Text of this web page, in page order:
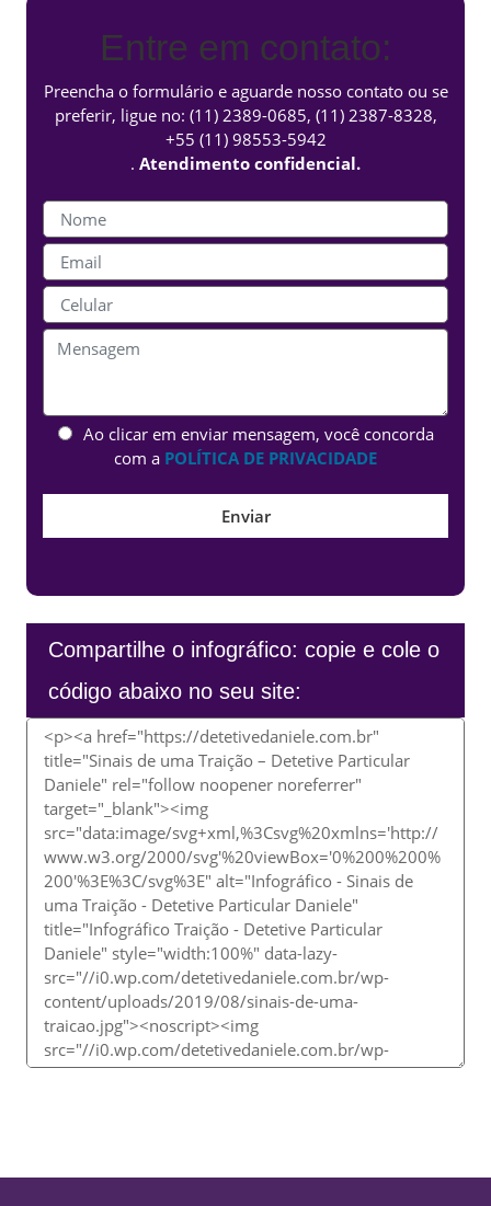
Entre em contato:
Preencha o formulário e aguarde nosso contato ou se
preferir, ligue no: (11) 2389-0685, (11) 2387-8328,
+55 (11) 98553-5942
. Atendimento confidencial.
Ao clicar em enviar mensagem, você concorda
com a POLÍTICA DE PRIVACIDADE
Compartilhe o infográfico: copie e cole o
código abaixo no seu site: